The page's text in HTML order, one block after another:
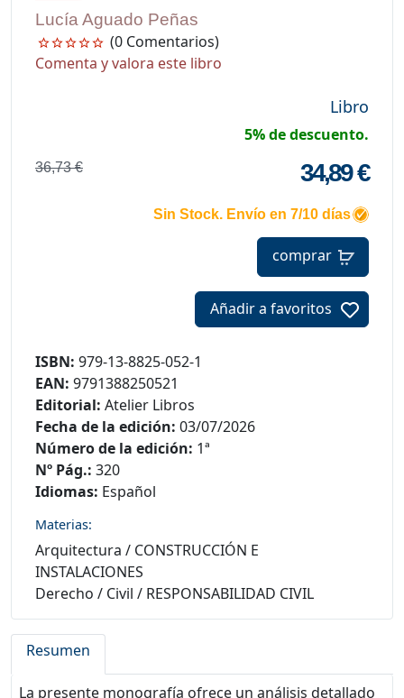
Lucía Aguado Peñas
(0 Comentarios)
Comenta y valora este libro
Libro
5% de descuento.
36,73 € 34,89 €
Sin Stock. Envío en 7/10 días
comprar
Añadir a favoritos
ISBN: 979-13-8825-052-1
EAN: 9791388250521
Editorial: Atelier Libros
Fecha de la edición: 03/07/2026
Número de la edición: 1ª
Nº Pág.: 320
Idiomas: Español
Materias:
Arquitectura / CONSTRUCCIÓN E
INSTALACIONES
Derecho / Civil / RESPONSABILIDAD CIVIL
Resumen
La presente monografía ofrece un análisis detallado